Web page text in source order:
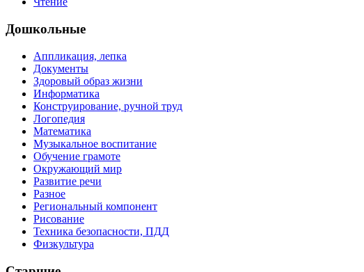
Дошкольные
Аппликация, лепка
Документы
Здоровый образ жизни
Информатика
Конструирование, ручной труд
Логопедия
Математика
Музыкальное воспитание
Обучение грамоте
Окружающий мир
Развитие речи
Разное
Региональный компонент
Рисование
Техника безопасности, ПДД
Физкультура